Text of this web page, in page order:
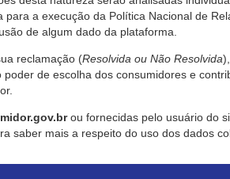
a execução da Política Nacional de
de algum dado da plataforma.
reclamação (Resolvida ou Não Resolvida
de escolha dos consumidores e
ou fornecidas pelo usuário do
saber mais a respeito do uso dos dados